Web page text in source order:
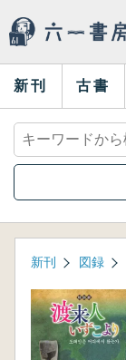
新刊 古書
新刊 図録